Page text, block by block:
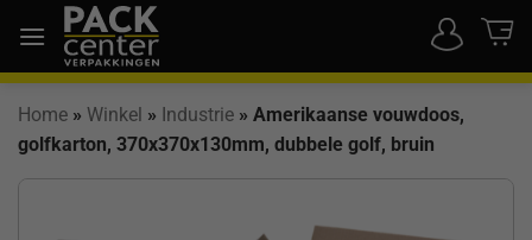
naar
inhoud
Home » Winkel » Industrie » Amerikaanse vouwdoos,
golfkarton, 370x370x130mm, dubbele golf, bruin